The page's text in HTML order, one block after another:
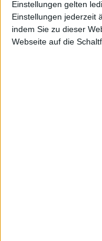
Einstellungen gelten
Einstellungen jederzeit
indem Sie zu dieser
Webseite auf die
investieren. Somit
Heldentruppe
Angriffe ausführen
Story von Chaos